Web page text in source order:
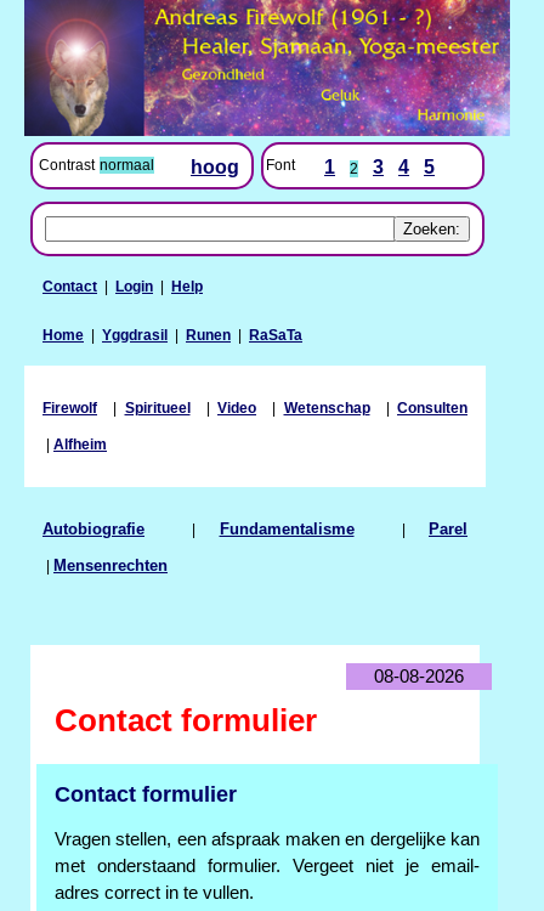
Contrast normaal hoog Font 1 2 3 4 5
Contact | Login | Help
Home | Yggdrasil | Runen | RaSaTa
Firewolf | Spiritueel| Video | Wetenschap| Consulten
| Alfheim
Autobiografie | Fundamentalisme| Parel
| Mensenrechten
08-08-2026
Contact formulier
Contact formulier
Vragen stellen, een afspraak maken en dergelijke kan
met onderstaand formulier. Vergeet niet je email-
adres correct in te vullen.